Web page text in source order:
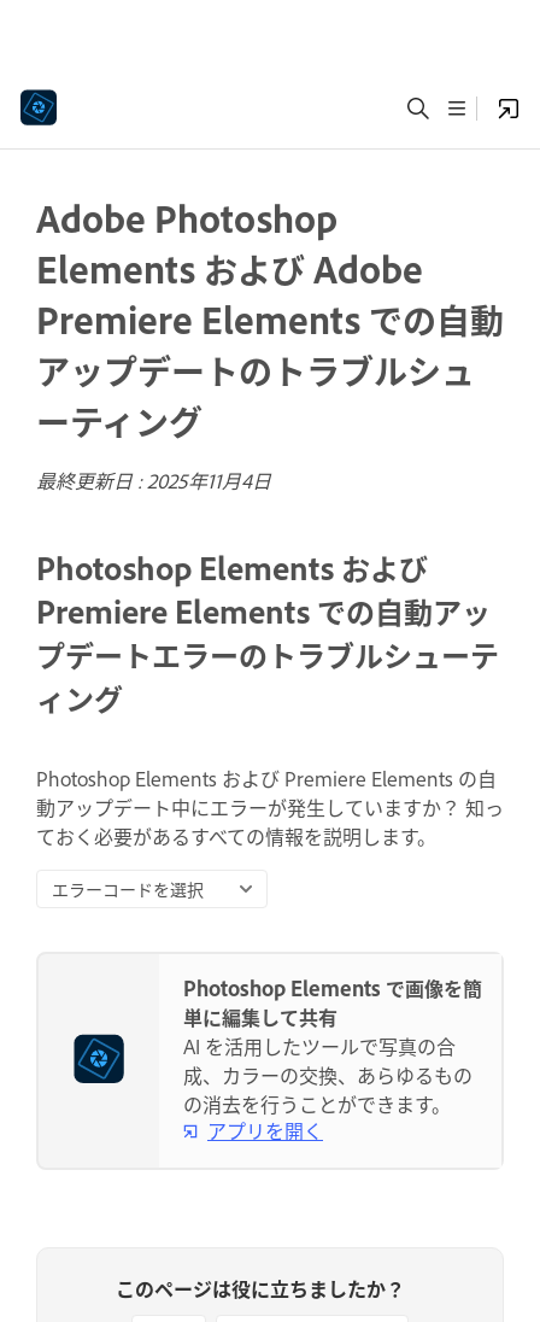
Adobe Photoshop
Elements および Adobe
Premiere Elements での自動
アップデートのトラブルシュ
ーティング
最終更新日 :2025年11月4日
Photoshop Elements および
Premiere Elements での自動アッ
プデートエラーのトラブルシューテ
ィング
Photoshop Elements および Premiere Elements の自
動アップデート中にエラーが発生していますか？ 知っ
ておく必要があるすべての情報を説明します。
エラーコードを選択
Photoshop Elements で画像を簡
単に編集して共有
AI を活用したツールで写真の合
成、カラーの交換、あらゆるもの
の消去を行うことができます。
アプリを開く
このページは役に立ちましたか？